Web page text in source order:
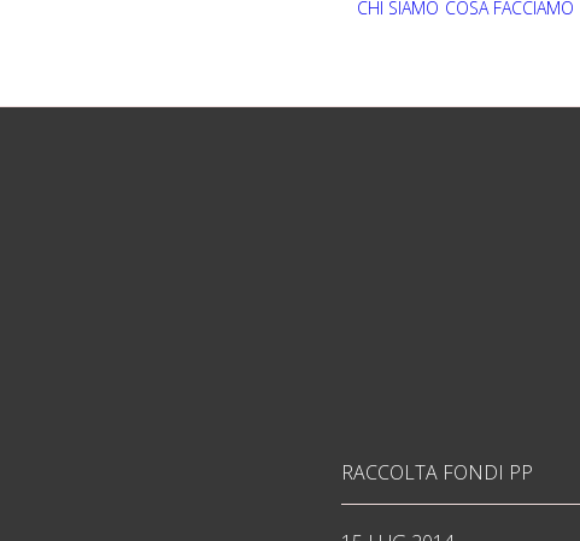
CHI SIAMO COSA FACCIAMO
RACCOLTA FONDI PP